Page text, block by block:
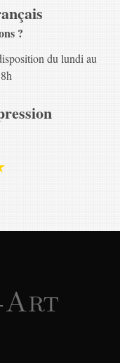
?
du lundi au
Art